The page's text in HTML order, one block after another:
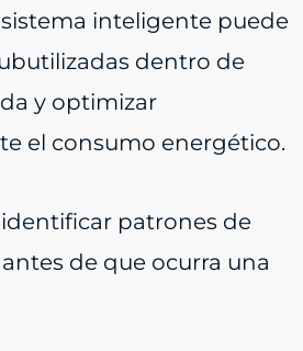
inteligente puede
dentro de
y optimizar
el consumo energético.
patrones de
de que ocurra una